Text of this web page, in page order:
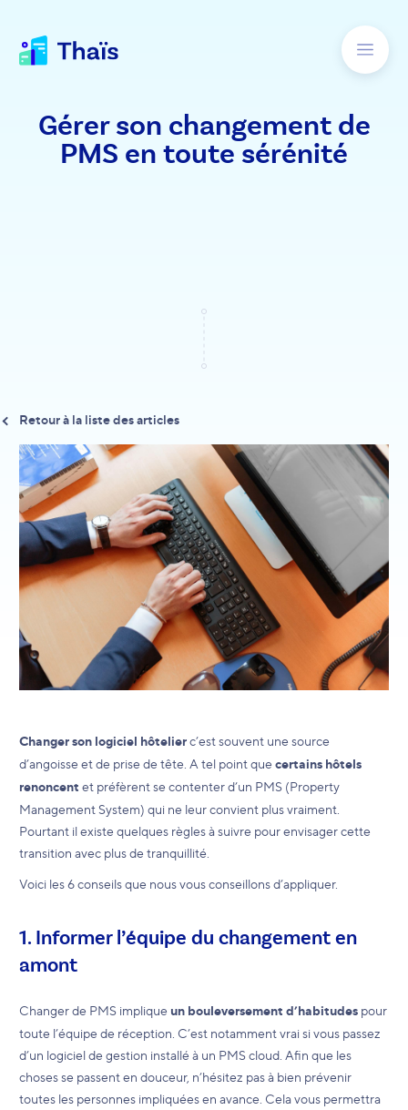
Gérer son changement de
PMS en toute sérénité
Retour à la liste des articles
Changer son logiciel hôtelierc’est souvent une source
d’angoisse et de prise de tête. A tel point que certains hôtels
renoncent et préfèrent se contenter d’un PMS (Property
Management System) qui ne leur convient plus vraiment.
Pourtant il existe quelques règles à suivre pour envisager cette
transition avec plus de tranquillité.
Voici les 6 conseils que nous vous conseillons d’appliquer.
1. Informer l’équipe du changement en
amont
Changer de PMS implique un bouleversement d’habitudes pour
toute l’équipe de réception. C’est notamment vrai si vous passez
d’un logiciel de gestion installé à un PMS cloud. Afin que les
choses se passent en douceur, n’hésitez pas à bien prévenir
toutes les personnes impliquées en avance. Cela vous permettra